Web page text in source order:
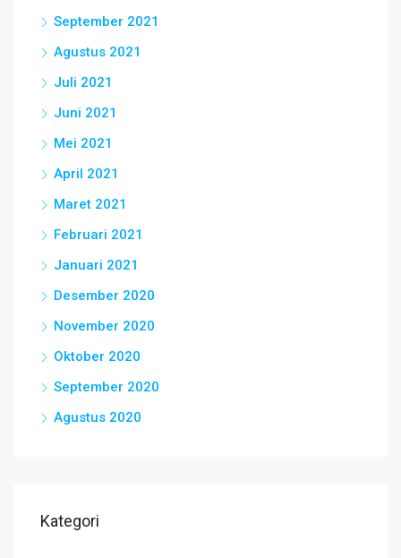
September 2021
Agustus 2021
Juli 2021
Juni 2021
Mei 2021
April 2021
Maret 2021
Februari 2021
Januari 2021
Desember 2020
November 2020
Oktober 2020
September 2020
Agustus 2020
Kategori